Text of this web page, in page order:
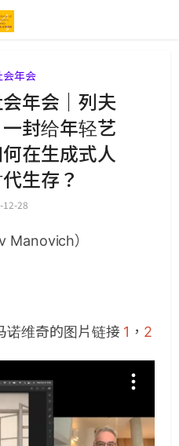
会年会
年会｜列夫
封给年轻艺
在生成式人
生存？
12-28
Manovich）
诺维奇的图片链接 1 ， 2